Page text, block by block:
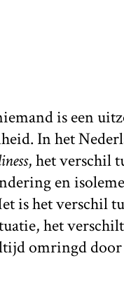
is een
In het
, het verschil
en
is het verschil
het
omringd door